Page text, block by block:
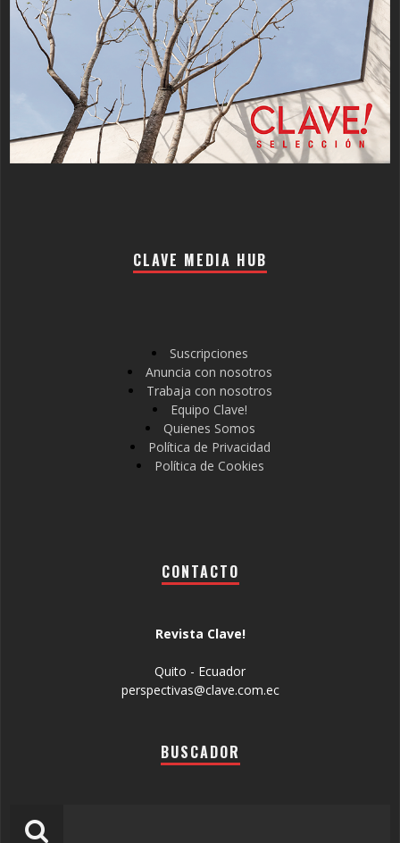
CLAVE MEDIA HUB
Suscripciones
Anuncia con nosotros
Trabaja con nosotros
Equipo Clave!
Quienes Somos
Política de Privacidad
Política de Cookies
CONTACTO
Revista Clave!
Quito - Ecuador
perspectivas@clave.com.ec
BUSCADOR